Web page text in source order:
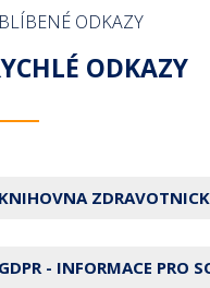
ODKAZY
ODKAZY
- INFORMACE PRO